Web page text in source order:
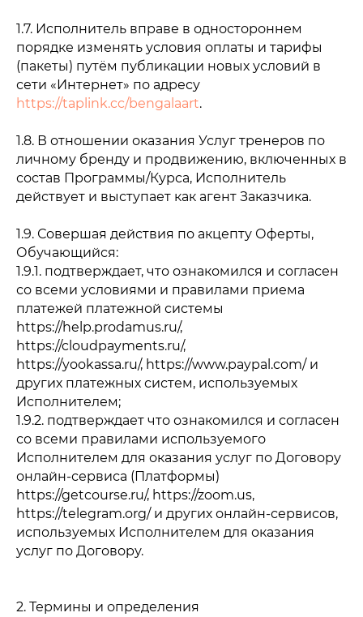
1.7. Исполнитель вправе в одностороннем
порядке изменять условия оплаты и тарифы
(пакеты) путём публикации новых условий в
сети «Интернет» по адресу
https://taplink.cc/bengalaart.
1.8. В отношении оказания Услуг тренеров по
личному бренду и продвижению, включенных в
состав Программы/Курса, Исполнитель
действует и выступает как агент Заказчика.
1.9. Совершая действия по акцепту Оферты,
Обучающийся:
1.9.1. подтверждает, что ознакомился и согласен
со всеми условиями и правилами приема
платежей платежной системы
https://help.prodamus.ru/,
https://cloudpayments.ru/,
https://yookassa.ru/, https://www.paypal.com/ и
других платежных систем, используемых
Исполнителем;
1.9.2. подтверждает что ознакомился и согласен
со всеми правилами используемого
Исполнителем для оказания услуг по Договору
онлайн-сервиса (Платформы)
https://getcourse.ru/, https://zoom.us,
https://telegram.org/ и других онлайн-сервисов,
используемых Исполнителем для оказания
услуг по Договору.
2. Термины и определения